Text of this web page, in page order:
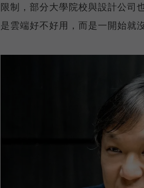
限制，部分大學院校與設計公司
是雲端好不好用，而是一開始就